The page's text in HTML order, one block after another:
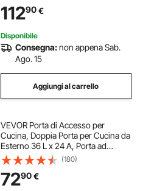
Capacità Carico Totale160kg 2 Piani
11290€
Disponibile
Consegna:non appena Sab.
Ago. 15
Aggiungi al carrello
VEVOR Porta di Accesso per
Cucina, Doppia Porta per Cucina da
Esterno 36 L x 24 A, Porta ad
Incasso in Acciaio Inox ad Incasso,
per Isola BBQ, Stazione per
Grigliate, Armadietto da Esterno
(180)
7290€